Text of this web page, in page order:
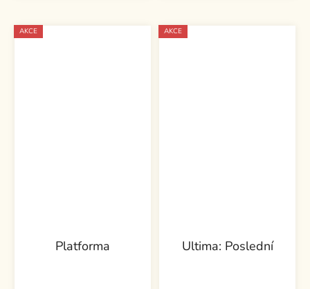
AKCE
Platforma
AKCE
Ultima: Poslední